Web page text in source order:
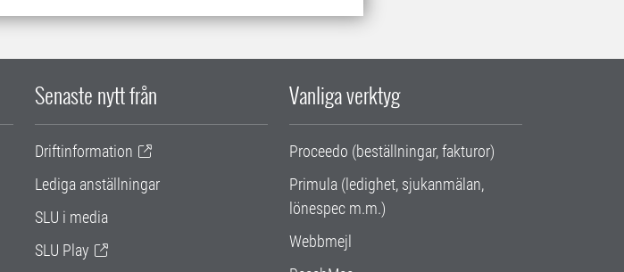
Senaste nytt från
Driftinformation
Lediga anställningar
SLU i media
SLU Play
Vanliga verktyg
Proceedo (beställningar, fakturor)
Primula (ledighet, sjukanmälan,
lönespec m.m.)
Webbmejl